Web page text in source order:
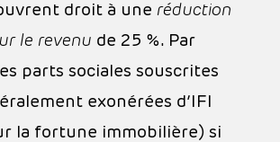
droit à une réduction
le revenu de 25 %. Par
parts sociales souscrites
exonérées d’IFI
la fortune immobilière) si